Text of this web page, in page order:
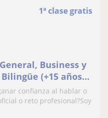
1ª clase gratis
Business y
(+15 años
confianza al hablar o
o reto profesional?Soy